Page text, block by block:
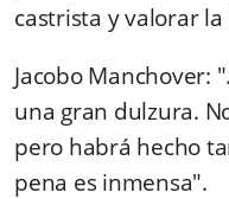
castrista y valorar
Jacobo Manchover:
una gran dulzura.
pero habrá hecho
pena es inmensa".